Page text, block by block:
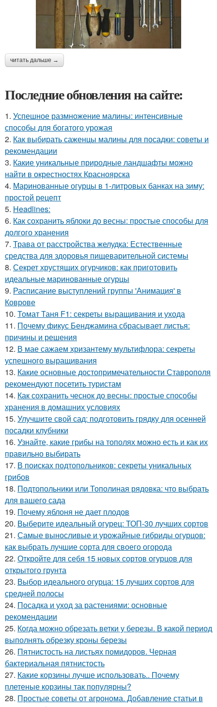
читать дальше →
Последние обновления на сайте:
1. Успешное размножение малины: интенсивные
способы для богатого урожая
2. Как выбирать саженцы малины для посадки: советы и
рекомендации
3. Какие уникальные природные ландшафты можно
найти в окрестностях Красноярска
4. Маринованные огурцы в 1-литровых банках на зиму:
простой рецепт
5. Headlines:
6. Как сохранить яблоки до весны: простые способы для
долгого хранения
7. Трава от расстройства желудка: Естественные
средства для здоровья пищеварительной системы
8. Секрет хрустящих огурчиков: как приготовить
идеальные маринованные огурцы
9. Расписание выступлений группы 'Анимация' в
Коврове
10. Томат Таня F1: секреты выращивания и ухода
11. Почему фикус Бенджамина сбрасывает листья:
причины и решения
12. В мае сажаем хризантему мультифлора: секреты
успешного выращивания
13. Какие основные достопримечательности Ставрополя
рекомендуют посетить туристам
14. Как сохранить чеснок до весны: простые способы
хранения в домашних условиях
15. Улучшите свой сад: подготовить грядку для осенней
посадки клубники
16. Узнайте, какие грибы на тополях можно есть и как их
правильно выбирать
17. В поисках подтопольников: секреты уникальных
грибов
18. Подтопольники или Тополиная рядовка: что выбрать
для вашего сада
19. Почему яблоня не дает плодов
20. Выберите идеальный огурец: ТОП-30 лучших сортов
21. Самые выносливые и урожайные гибриды огурцов:
как выбрать лучшие сорта для своего огорода
22. Откройте для себя 15 новых сортов огурцов для
открытого грунта
23. Выбор идеального огурца: 15 лучших сортов для
средней полосы
24. Посадка и уход за растениями: основные
рекомендации
25. Когда можно обрезать ветки у березы. В какой период
выполнять обрезку кроны березы
26. Пятнистость на листьях помидоров. Черная
бактериальная пятнистость
27. Какие корзины лучше использовать.. Почему
плетеные корзины так популярны?
28. Простые советы от агронома. Добавление статьи в